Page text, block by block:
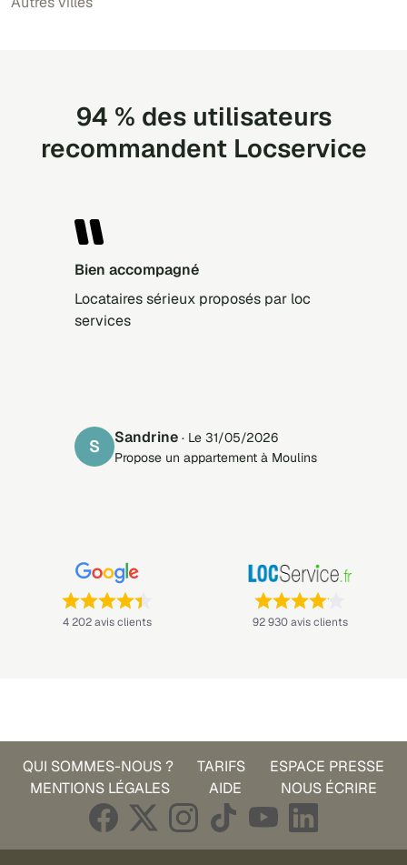
94 % des utilisateurs
recommandent Locservice
Bien accompagné
Locataires sérieux proposés par loc
services
S Sandrine · Le 31/05/2026
Propose un appartement à Moulins
Note : 4,4 sur 5 —
4 202 avis clients Note : 4,1 sur 5 —
92 930 avis clients
QUI SOMMES-NOUS ? TARIFS
ESPACE PRESSE
MENTIONS LÉGALES
AIDE NOUS ÉCRIRE